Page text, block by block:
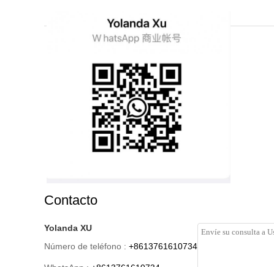
Contacto
Yolanda XU
Número de teléfono : +8613761610734